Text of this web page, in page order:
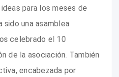
para los meses de
sido una asamblea
celebrado el 10
de la asociación. También
encabezada por